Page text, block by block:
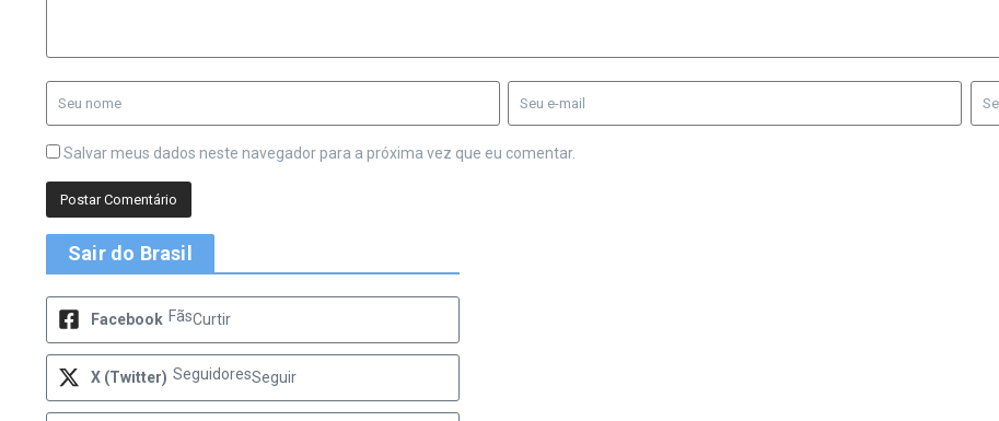
Salvar meus dados neste navegador para a próxima vez que eu comentar.
Sair do Brasil
Facebook FãsCurtir
X (Twitter) SeguidoresSeguir